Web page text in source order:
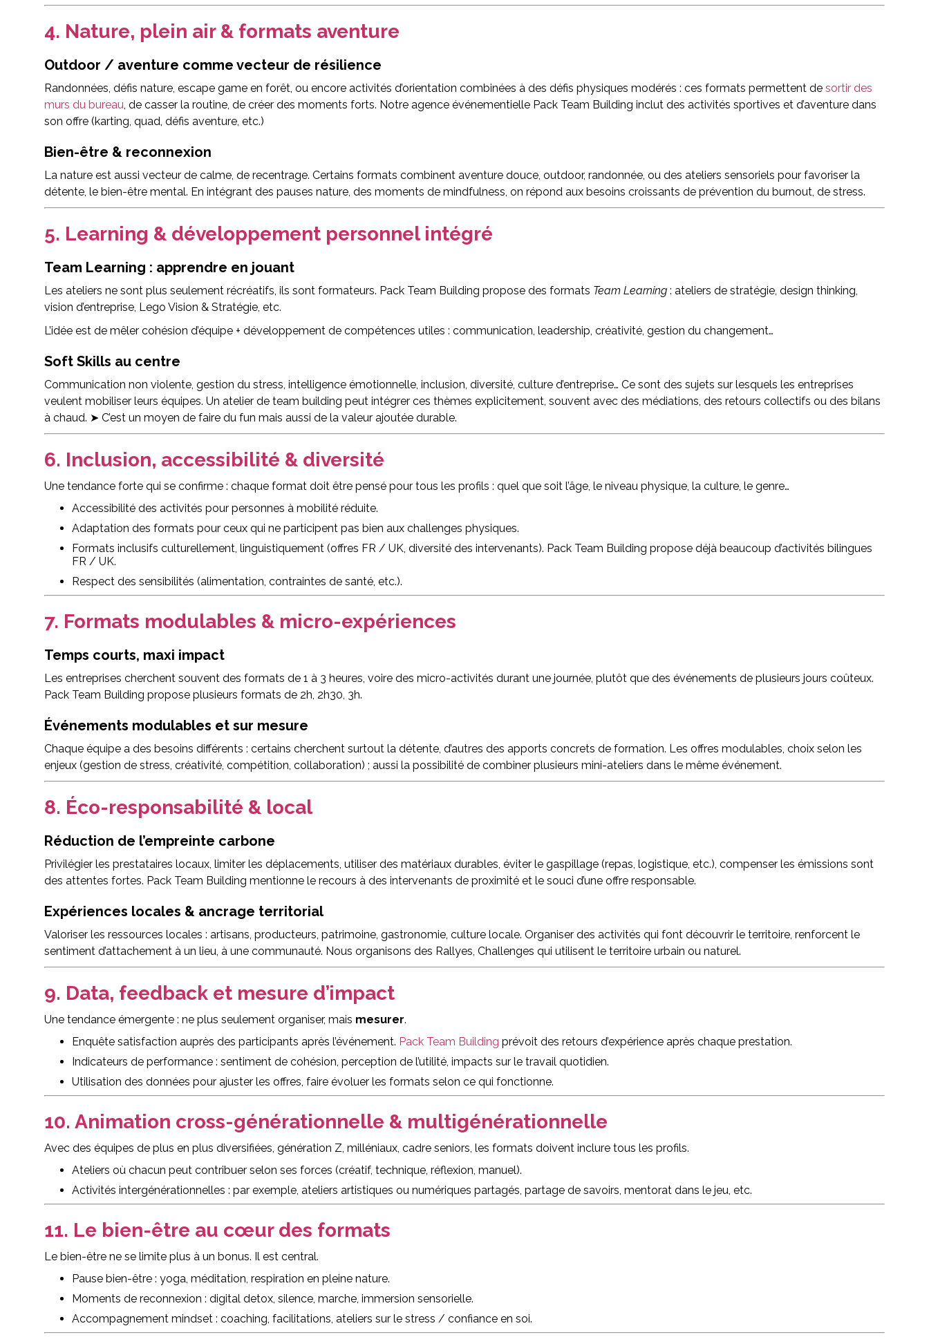
4. Nature, plein air & formats aventure
Outdoor / aventure comme vecteur de résilience
Randonnées, défis nature, escape game en forêt, ou encore activités d’orientation combinées à des défis physiques modérés : ces formats permettent de sortir des
murs du bureau, de casser la routine, de créer des moments forts. Notre agence événementielle Pack Team Building inclut des activités sportives et d’aventure dans
son offre (karting, quad, défis aventure, etc.)
Bien-être & reconnexion
La nature est aussi vecteur de calme, de recentrage. Certains formats combinent aventure douce, outdoor, randonnée, ou des ateliers sensoriels pour favoriser la
détente, le bien-être mental. En intégrant des pauses nature, des moments de mindfulness, on répond aux besoins croissants de prévention du burnout, de stress.
5. Learning & développement personnel intégré
Team Learning : apprendre en jouant
Les ateliers ne sont plus seulement récréatifs, ils sont formateurs. Pack Team Building propose des formats Team Learning : ateliers de stratégie, design thinking,
vision d’entreprise, Lego Vision & Stratégie, etc.
L’idée est de mêler cohésion d’équipe + développement de compétences utiles : communication, leadership, créativité, gestion du changement…
Soft Skills au centre
Communication non violente, gestion du stress, intelligence émotionnelle, inclusion, diversité, culture d’entreprise… Ce sont des sujets sur lesquels les entreprises
veulent mobiliser leurs équipes. Un atelier de team building peut intégrer ces thèmes explicitement, souvent avec des médiations, des retours collectifs ou des bilans
à chaud. ➤ C’est un moyen de faire du fun mais aussi de la valeur ajoutée durable.
6. Inclusion, accessibilité & diversité
Une tendance forte qui se confirme : chaque format doit être pensé pour tous les profils : quel que soit l’âge, le niveau physique, la culture, le genre…
Accessibilité des activités pour personnes à mobilité réduite.
Adaptation des formats pour ceux qui ne participent pas bien aux challenges physiques.
Formats inclusifs culturellement, linguistiquement (offres FR / UK, diversité des intervenants). Pack Team Building propose déjà beaucoup d’activités bilingues
FR / UK.
Respect des sensibilités (alimentation, contraintes de santé, etc.).
7. Formats modulables & micro-expériences
Temps courts, maxi impact
Les entreprises cherchent souvent des formats de 1 à 3 heures, voire des micro-activités durant une journée, plutôt que des événements de plusieurs jours coûteux.
Pack Team Building propose plusieurs formats de 2h, 2h30, 3h.
Événements modulables et sur mesure
Chaque équipe a des besoins différents : certains cherchent surtout la détente, d’autres des apports concrets de formation. Les offres modulables, choix selon les
enjeux (gestion de stress, créativité, compétition, collaboration) ; aussi la possibilité de combiner plusieurs mini-ateliers dans le même événement.
8. Éco-responsabilité & local
Réduction de l’empreinte carbone
Privilégier les prestataires locaux, limiter les déplacements, utiliser des matériaux durables, éviter le gaspillage (repas, logistique, etc.), compenser les émissions sont
des attentes fortes. Pack Team Building mentionne le recours à des intervenants de proximité et le souci d’une offre responsable.
Expériences locales & ancrage territorial
Valoriser les ressources locales : artisans, producteurs, patrimoine, gastronomie, culture locale. Organiser des activités qui font découvrir le territoire, renforcent le
sentiment d’attachement à un lieu, à une communauté. Nous organisons des Rallyes, Challenges qui utilisent le territoire urbain ou naturel.
9. Data, feedback et mesure d’impact
Une tendance émergente : ne plus seulement organiser, mais mesurer.
Enquête satisfaction auprès des participants après l’événement. Pack Team Building prévoit des retours d’expérience après chaque prestation.
Indicateurs de performance : sentiment de cohésion, perception de l’utilité, impacts sur le travail quotidien.
Utilisation des données pour ajuster les offres, faire évoluer les formats selon ce qui fonctionne.
10. Animation cross-générationnelle & multigénérationnelle
Avec des équipes de plus en plus diversifiées, génération Z, milléniaux, cadre seniors, les formats doivent inclure tous les profils.
Ateliers où chacun peut contribuer selon ses forces (créatif, technique, réflexion, manuel).
Activités intergénérationnelles : par exemple, ateliers artistiques ou numériques partagés, partage de savoirs, mentorat dans le jeu, etc.
11. Le bien-être au cœur des formats
Le bien-être ne se limite plus à un bonus. Il est central.
Pause bien-être : yoga, méditation, respiration en pleine nature.
Moments de reconnexion : digital detox, silence, marche, immersion sensorielle.
Accompagnement mindset : coaching, facilitations, ateliers sur le stress / confiance en soi.